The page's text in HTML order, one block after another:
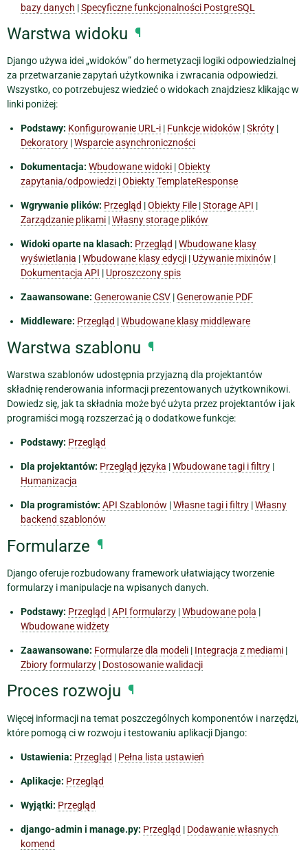
bazy danych |Specyficzne funkcjonalności PostgreSQL
Warstwa widoku ¶
Django używa idei „widoków” do hermetyzacji logiki odpowiedzialnej
za przetwarzanie zapytań użytkownika i zwracania odpowiedzi.
Wszystko, co potrzebujesz wiedzieć o widokach znajdziesz klikając w
linki poniżej:
Podstawy: Konfigurowanie URL-i | Funkcje widoków |Skróty |
Dekoratory |Wsparcie asynchroniczności
Dokumentacja: Wbudowane widoki |Obiekty
zapytania/odpowiedzi |Obiekty TemplateResponse
Wgrywanie plików: Przegląd |Obiekty File |Storage API |
Zarządzanie plikami |Własny storage plików
Widoki oparte na klasach: Przegląd |Wbudowane klasy
wyświetlania |Wbudowane klasy edycji | Używanie mixinów |
Dokumentacja API | Uproszczony spis
Zaawansowane: Generowanie CSV |Generowanie PDF
Middleware: Przegląd |Wbudowane klasy middleware
Warstwa szablonu ¶
Warstwa szablonów udostępnia przyjazną dla projektantów
składnię renderowania informacji prezentowanych użytkownikowi.
Dowiedz się, jak ta składnia może być użyta przez projektantów i jak
programiści mogą rozszerzać ją o dodatkowe funkcje:
Podstawy: Przegląd
Dla projektantów: Przegląd języka |Wbudowane tagi i filtry |
Humanizacja
Dla programistów: API Szablonów |Własne tagi i filtry |Własny
backend szablonów
Formularze ¶
Django oferuje rozbudowany framework ułatwiający tworzenie
formularzy i manipulacje na wpisanych danych.
Podstawy: Przegląd |API formularzy |Wbudowane pola |
Wbudowane widżety
Zaawansowane: Formularze dla modeli | Integracja z mediami |
Zbiory formularzy | Dostosowanie walidacji
Proces rozwoju ¶
Więcej informacji na temat poszczególnych komponentów i narzędzi,
które pomogą ci w rozwoju i testowaniu aplikacji Django:
Ustawienia: Przegląd | Pełna lista ustawień
Aplikacje: Przegląd
Wyjątki: Przegląd
django-admin i manage.py: Przegląd | Dodawanie własnych
komend